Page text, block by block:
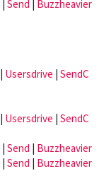
Send
Buzzheavier
| Usersdrive | SendC
| Usersdrive | SendC
| Send | Buzzheavier
| Send | Buzzheavier